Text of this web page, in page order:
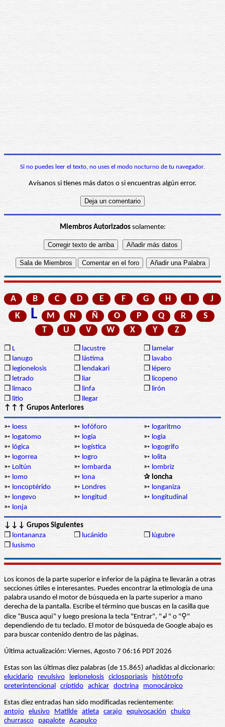
Si no puedes leer el texto, no uses el modo nocturno de tu navegador.
Avísanos si tienes más datos o si encuentras algún error.
Miembros Autorizadossolamente:
A B C D E F G H I
J
K
L M N Ñ O P Q R
S
T
U V W X Y Z
❒ L ❒ lacustre ❒ lamelar
❒ lanugo ❒ lástima ❒ lavabo
❒ legionelosis ❒ lendakari ❒ lépero
❒ letrado ❒ liar ❒ licopeno
❒ limaco ❒ linfa ❒ lirón
❒ litio ❒ llegar
↑↑↑ Grupos Anteriores
➳ loess ➳ lofóforo ➳ logaritmo
➳ logatomo ➳ logía ➳ logia
➳ lógica ➳ logística ➳ logogrifo
➳ logorrea ➳ logro ➳ lolita
➳ Loltún ➳ lombarda ➳ lombriz
➳ lomo ➳ lona
✰ loncha
➳ loncoptérido ➳ Londres ➳ longaniza
➳ longevo ➳ longitud ➳ longitudinal
➳ lonja
↓↓↓ Grupos Siguientes
❒ lontananza ❒ lucánido ❒ lúgubre
❒ lusismo
Los iconos de la parte superior e inferior de la página te llevarán a otras
secciones útiles e interesantes. Puedes encontrar la etimología de una
palabra usando el motor de búsqueda en la parte superior a mano
derecha de la pantalla. Escribe el término que buscas en la casilla que
dice “Busca aquí” y luego presiona la tecla "Entrar", "↲" o "⚲"
dependiendo de tu teclado. El motor de búsqueda de Google abajo es
para buscar contenido dentro de las páginas.
Última actualización: Viernes, Agosto 7 06:16 PDT 2026
Estas son las últimas diez palabras (de 15.865) añadidas al diccionario:
elucidario
revulsivo legionelosis ciclosporiasis
histótrofo
preterintencional críptido achicar doctrina monocárpico
Estas diez entradas han sido modificadas recientemente:
antojo elusivo Matilde atleta carajo equivocación
chuico
churrasco
papalote Acapulco